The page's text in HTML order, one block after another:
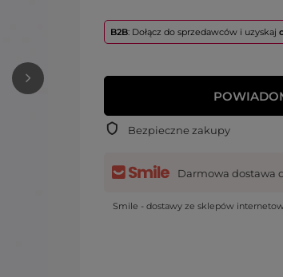
B2B: Dołącz do sprzedawców i uzyskaj
Bezpieczne zakupy
Darmowa dostawa
Smile - dostawy ze sklepów